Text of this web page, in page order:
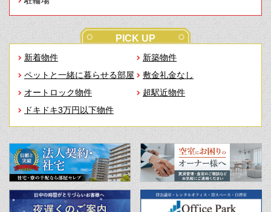
PICK UP
新着物件
新築物件
ペットと一緒に暮らせる部屋
敷金礼金なし
オートロック物件
超駅近物件
ドキドキ3万円以下物件